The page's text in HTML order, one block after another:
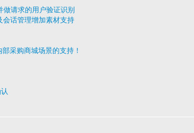
请求的用户验证识别
话管理增加素材支持
采购商城场景的支持！